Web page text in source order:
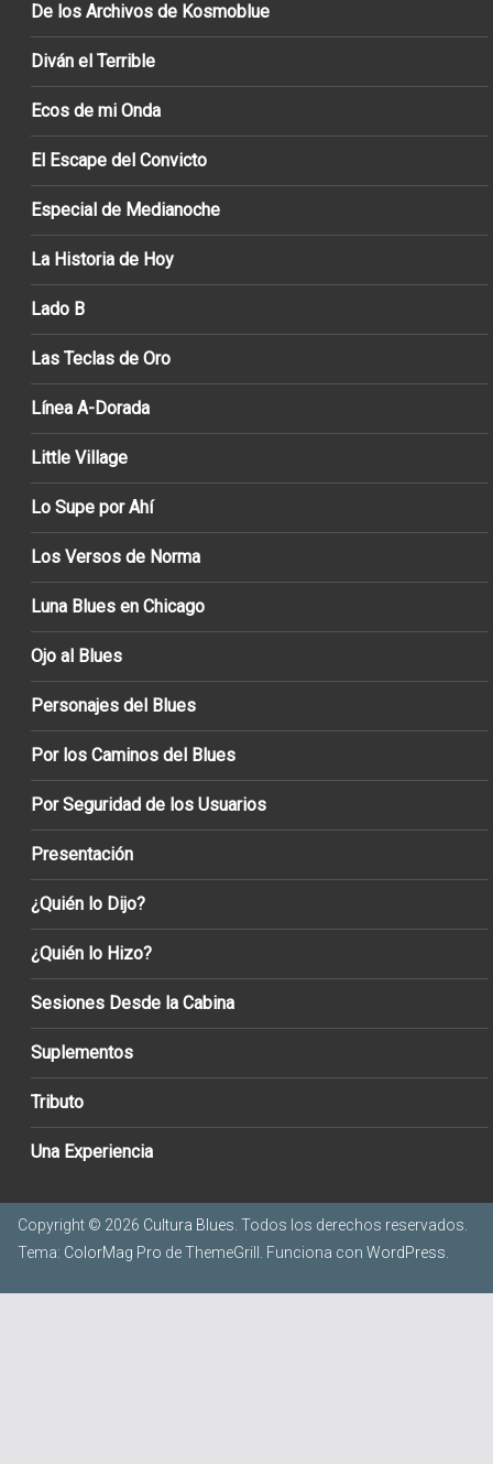
De los Archivos de Kosmoblue
Diván el Terrible
Ecos de mi Onda
El Escape del Convicto
Especial de Medianoche
La Historia de Hoy
Lado B
Las Teclas de Oro
Línea A-Dorada
Little Village
Lo Supe por Ahí
Los Versos de Norma
Luna Blues en Chicago
Ojo al Blues
Personajes del Blues
Por los Caminos del Blues
Por Seguridad de los Usuarios
Presentación
¿Quién lo Dijo?
¿Quién lo Hizo?
Sesiones Desde la Cabina
Suplementos
Tributo
Una Experiencia
Copyright © 2026 Cultura Blues. Todos los derechos reservados.
Tema: ColorMag Pro de ThemeGrill. Funciona con WordPress.